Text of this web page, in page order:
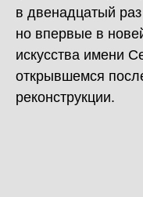
в двенадцатый
но впервые в
искусства имени
открывшемся
реконструкции.